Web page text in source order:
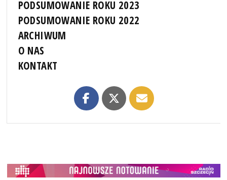
PODSUMOWANIE ROKU 2023
PODSUMOWANIE ROKU 2022
ARCHIWUM
O NAS
KONTAKT